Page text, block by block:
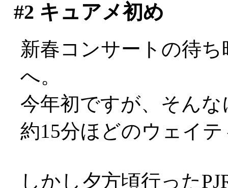
#2 キュアメ初め
新春コンサートの待
へ。
今年初ですが、そん
約15分ほどのウェイ
しかし夕方頃行った